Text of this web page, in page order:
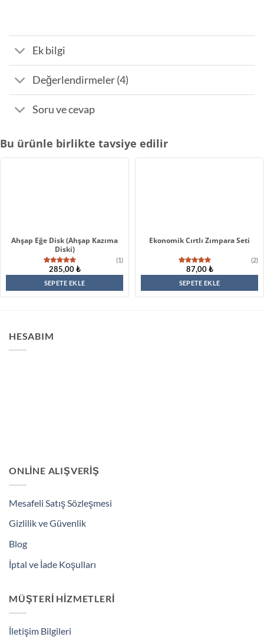
Ek bilgi
Değerlendirmeler (4)
Soru ve cevap
Bu ürünle birlikte tavsiye edilir
Ahşap Eğe Disk (Ahşap Kazıma
Diski)
müşteri
puanına
dayanarak
5.00puan
(1)
285,00₺
SEPETE EKLE
Ekonomik Cırtlı Zımpara Seti
müşteri
puanına
dayanarak
5.00puan
(2)
87,00₺
SEPETE EKLE
HESABIM
ONLINE ALIŞVERIŞ
Mesafeli Satış Sözleşmesi
Gizlilik ve Güvenlik
Blog
İptal ve İade Koşulları
MÜŞTERI HIZMETLERI
İletişim Bilgileri